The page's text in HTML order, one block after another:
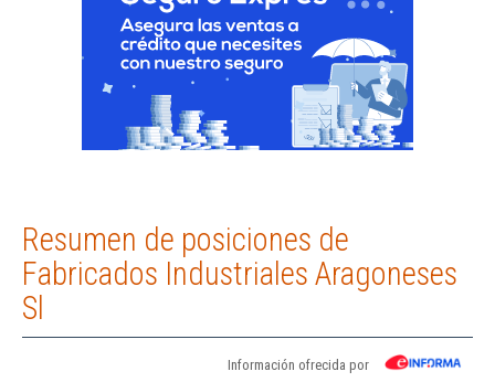
Resumen de posiciones de
Fabricados Industriales Aragoneses
Sl
Información ofrecida por